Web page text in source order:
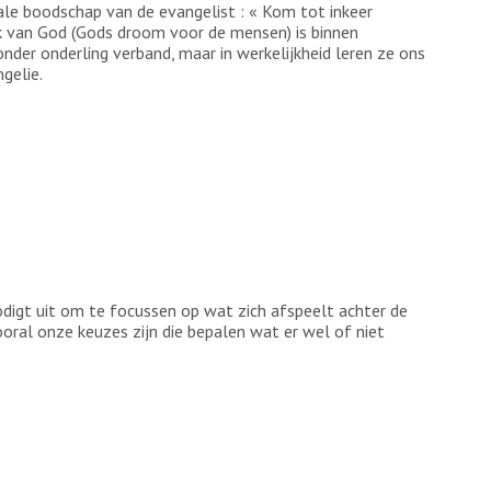
boodschap van de evangelist : « Kom tot inkeer
God (Gods droom voor de mensen) is binnen
onderling verband, maar in werkelijkheid leren ze ons
uit om te focussen op wat zich afspeelt achter de
onze keuzes zijn die bepalen wat er wel of niet